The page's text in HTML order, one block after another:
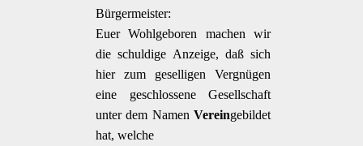
Bürgermeister:
Euer Wohlgeboren machen wir
die schuldige Anzeige, daß sich
hier zum geselligen Vergnügen
eine geschlossene Gesellschaft
unter dem NamenVereingebildet
hat, welche